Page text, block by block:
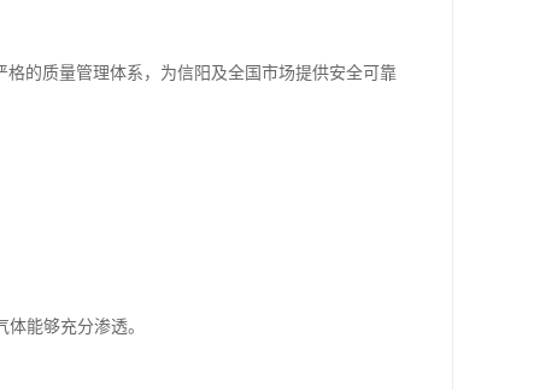
的质量管理体系，为信阳及全国市场提供安全可靠
能够充分渗透。